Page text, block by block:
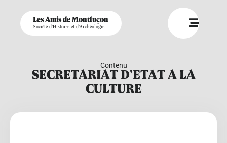
Les Amis de Montluçon
Société d'Histoire et d'Archéologie
Contenu
SECRETARIAT D'ETAT A LA
CULTURE